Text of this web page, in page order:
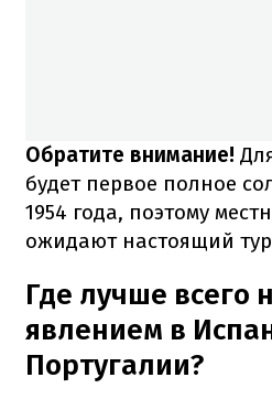
Обратите внимание!
будет первое полное
1954 года, поэтому
ожидают настоящий
Где лучше всего
явлением в
Португалии?